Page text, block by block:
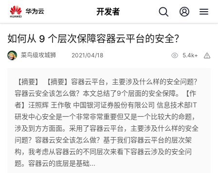
开发者
返
个
人
主
我
的
如何从 9 个层次保障容器云平台的安全？
菜鸟级攻城狮 2021/04/18 5.4k+
【摘要】 【摘要】容器云平台，主要涉及什么样的安全问题？
容器云安全该怎么做？本文总结了9个层面的安全保障。【作
者】汪照辉 王作敬 中国银河证券股份有限公司 信息技术部IT
研发中心安全是一个非常非常重要但又是一个比较大的命题，
涉及到方方面面。采用了容器云平台，主要涉及什么样的安全
问题？容器云安全该怎么做？基于我们容器云平台的层次架
构，我考虑从容器云的不同层次来看下容器云涉及的安全问
题。容器云的底层是基础...